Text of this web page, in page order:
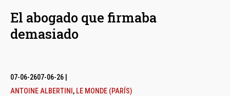
El abogado que firmaba
demasiado
07-06-2607-06-26
ANTOINE ALBERTINI , LE MONDE (PARÍS)